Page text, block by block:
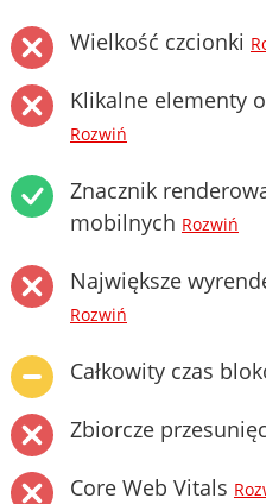
Wielkość czcionki
Klikalne elementy
Rozwiń
Znacznik
mobilnych Rozwiń
Największe
Rozwiń
Całkowity czas
Zbiorcze
Core Web Vitals